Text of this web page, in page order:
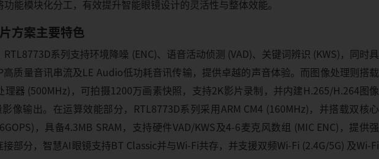
能模块化分工，有效提升智能眼镜设计的灵活性与整体效能。
方案主要特色
系列支持环境降噪 (ENC)、语音活动侦测 (VAD)、关键词辨识 (KWS)，同时具
高质量音讯串流及LE Audio低功耗音讯传输，提供卓越的声音体验。而图像处理则搭载
理器 (500MHz)，可拍摄1200万画素快照，支持2K影片录制，并内建H.265/H.264图像
像输出。在运算效能部分，RTL8773D系列采用ARM CM4 (160MHz)，并搭载双核心
，具备4.3MB SRAM，支持硬件VAD/KWS及4-6麦克风数组 (MIC ENC)，提供强
部分，智慧AI眼镜支持BT Classic并与Wi-Fi共存，并支援双频Wi-Fi (2.4G/5G) 及Wi-Fi